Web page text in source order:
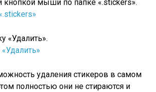
кнопкой мыши по папке «.stickers».
«Удалить».
удаления стикеров в самом
полностью они не стираются и